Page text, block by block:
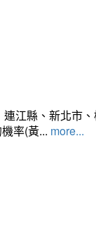
江縣、新北市
率(黃... more...